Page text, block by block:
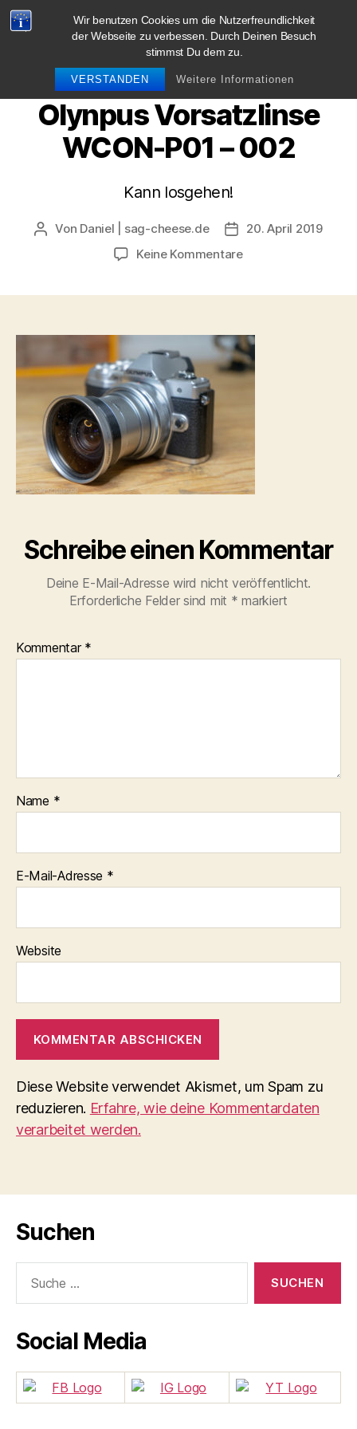
Wir benutzen Cookies um die Nutzerfreundlichkeit
der Webseite zu verbessen. Durch Deinen Besuch
stimmst Du dem zu.
VERSTANDEN Weitere Informationen
blog.sag-cheese.de
Olynpus Vorsatzlinse
WCON-P01 – 002
Kann losgehen!
Beitragsautor
Von Daniel | sag-cheese.de Beitragsdatum
20. April 2019
Keine Kommentarezu
–
002
Schreibe einen Kommentar
Deine E-Mail-Adresse wird nicht veröffentlicht.
Erforderliche Felder sind mit * markiert
Kommentar *
Name *
E-Mail-Adresse *
Website
Diese Website verwendet Akismet, um Spam zu
reduzieren. Erfahre, wie deine Kommentardaten
verarbeitet werden.
Suchen
nach:
Social Media